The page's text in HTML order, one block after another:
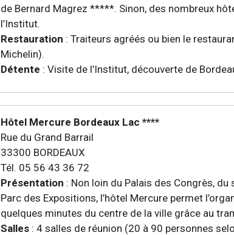
de Bernard Magrez *****. Sinon, des nombreux
l’Institut.
Restauration : Traiteurs agréés ou bien le
Michelin).
Détente : Visite de l’Institut, découverte de
Hôtel Mercure Bordeaux Lac ****
Rue du Grand Barrail
33300 BORDEAUX
Tél. 05 56 43 36 72
Présentation : Non loin du Palais des Congrès,
Parc des Expositions, l’hôtel Mercure permet
quelques minutes du centre de la ville grâce au
Salles : 4 salles de réunion (20 à 90 personnes